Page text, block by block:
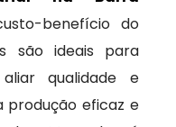
benefício do
são ideais para
qualidade e
produção eficaz e